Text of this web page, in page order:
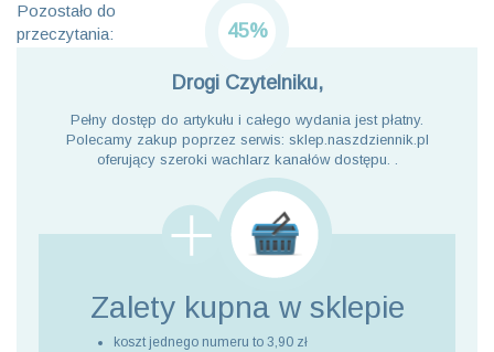
Pozostało do
przeczytania:
45%
Drogi Czytelniku,
Pełny dostęp do artykułu i całego wydania jest płatny.
Polecamy zakup poprzez serwis: sklep.naszdziennik.pl
oferujący szeroki wachlarz kanałów dostępu. .
Zalety kupna w sklepie
koszt jednego numeru to 3,90 zł